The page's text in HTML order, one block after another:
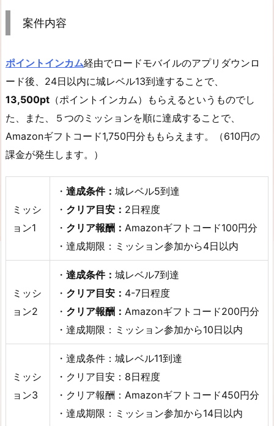
案件内容
ポイントインカム経由でロードモバイルのアプリダウンロ
ード後、24日以内に城レベル13到達することで、
13,500pt （ポイントインカム）もらえるというものでし
た、また、５つのミッションを順に達成することで、
Amazonギフトコード1,750円分ももらえます。（610円の
課金が発生します。）
ミッシ
ョン1
・ 達成条件： 城レベル5到達
・ クリア目安： 2日程度
・ クリア報酬： Amazonギフトコード100円分
・達成期限：ミッション参加から4日以内
ミッシ
ョン2
・ 達成条件： 城レベル7到達
・ クリア目安： 4-7日程度
・ クリア報酬： Amazonギフトコード200円分
・達成期限：ミッション参加から10日以内
ミッシ
ョン3
・達成条件：城レベル11到達
・クリア目安：8日程度
・クリア報酬：Amazonギフトコード450円分
・達成期限：ミッション参加から14日以内